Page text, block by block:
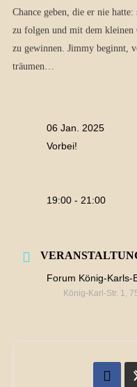
Chance geben, die er nie
zu folgen und mit dem kleinen
zu gewinnen. Jimmy beginnt,
träumen…
06 Jan. 2025
Vorbei!
19:00 - 21:00
Forum König-Karls-
König-Karl-Str. 1,